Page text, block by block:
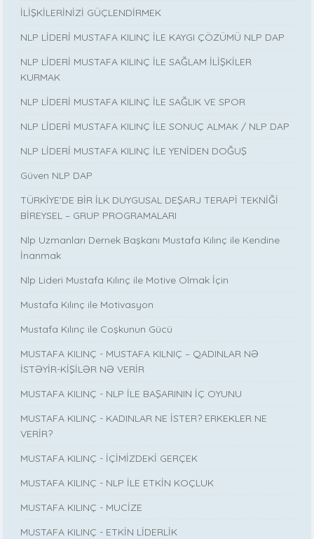
İLİŞKİLERİNİZİ GÜÇLENDİRMEK
NLP LİDERİ MUSTAFA KILINÇ İLE KAYGI ÇÖZÜMÜ NLP DAP
NLP LİDERİ MUSTAFA KILINÇ İLE SAĞLAM İLİŞKİLER
KURMAK
NLP LİDERİ MUSTAFA KILINÇ İLE SAĞLIK VE SPOR
NLP LİDERİ MUSTAFA KILINÇ İLE SONUÇ ALMAK / NLP DAP
NLP LİDERİ MUSTAFA KILINÇ İLE YENİDEN DOĞUŞ
Güven NLP DAP
TÜRKİYE’DE BİR İLK DUYGUSAL DEŞARJ TERAPİ TEKNİĞİ
BİREYSEL – GRUP PROGRAMALARI
Nlp Uzmanları Dernek Başkanı Mustafa Kılınç ile Kendine
İnanmak
Nlp Lideri Mustafa Kılınç ile Motive Olmak İçin
Mustafa Kılınç ile Motivasyon
Mustafa Kılınç ile Coşkunun Gücü
MUSTAFA KILINÇ - MUSTAFA KILNIÇ – QADINLAR NƏ
İSTƏYİR-KİŞİLƏR NƏ VERİR
MUSTAFA KILINÇ - NLP İLE BAŞARININ İÇ OYUNU
MUSTAFA KILINÇ - KADINLAR NE İSTER? ERKEKLER NE
VERİR?
MUSTAFA KILINÇ - İÇİMİZDEKİ GERÇEK
MUSTAFA KILINÇ - NLP İLE ETKİN KOÇLUK
MUSTAFA KILINÇ - MUCİZE
MUSTAFA KILINÇ - ETKİN LİDERLİK